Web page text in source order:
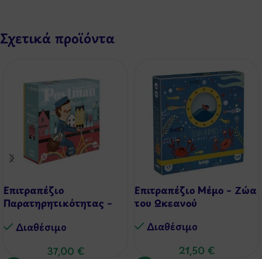
Σχετικά προϊόντα
Επιτραπέζιο
Παρατηρητικότητας –
Διαθέσιμo
37,00 €
Επιτραπέζιο Mέμο – Ζώα
του Ωκεανού
Διαθέσιμo
21,50 €